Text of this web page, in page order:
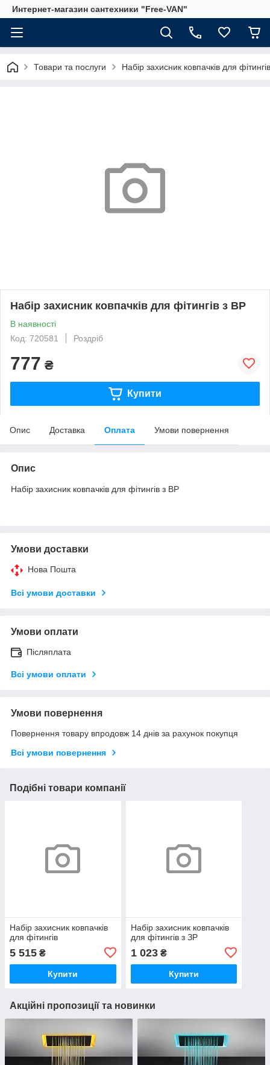
Интернет-магазин сантехники "Free-VAN"
Товари та послуги Набір захисник ковпачків для
Набір захисник ковпачків для фітингів з ВР
В наявності
Код: 720581
Роздріб
777 ₴
Купити
Опис Доставка Оплата Умови повернення
Опис
Набір захисник ковпачків для фітингів з ВР
Умови доставки
Нова Пошта
Всі умови доставки
Умови оплати
Післяплата
Всі умови оплати
Умови повернення
Повернення товару впродовж 14 днів за рахунок покупця
Всі умови повернення
Подібні товари компанії
Набір захисник ковпачків
для фітингів
5 515 ₴
Купити
Набір захисник ковпачків
для фітингів з ЗР
1 023₴
Купити
Акційні пропозиції та новинки